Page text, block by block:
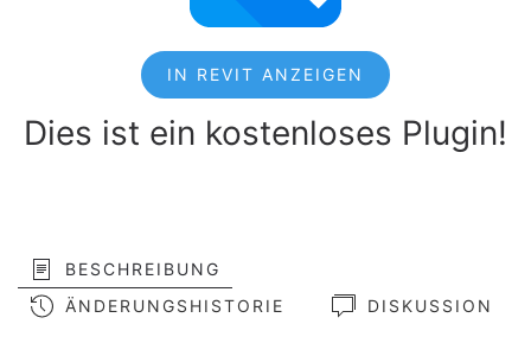
IN REVIT ANZEIGEN
Dies ist ein kostenloses Plugin!
BESCHREIBUNG
ÄNDERUNGSHISTORIE
DISKUSSION